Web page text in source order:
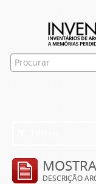
DESCRIÇÃO